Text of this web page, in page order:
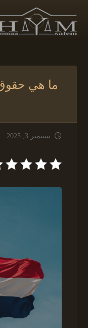
ما هي
سبتمبر 3, 2025